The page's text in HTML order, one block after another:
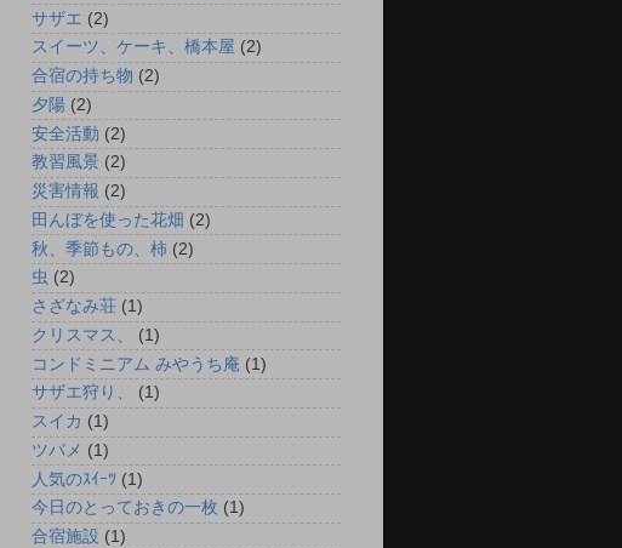
サザエ (2)
スイーツ、ケーキ、橋本屋 (2)
合宿の持ち物 (2)
夕陽 (2)
安全活動 (2)
教習風景 (2)
災害情報 (2)
田んぼを使った花畑 (2)
秋、季節もの、柿 (2)
虫 (2)
さざなみ荘 (1)
クリスマス、
(1)
コンドミニアム みやうち庵 (1)
サザエ狩り、
(1)
スイカ (1)
ツバメ (1)
人気のｽｲｰﾂ (1)
今日のとっておきの一枚 (1)
合宿施設 (1)